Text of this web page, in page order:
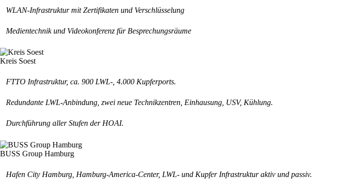
WLAN-Infrastruktur mit Zertifikaten und Verschlüsselung
Medientechnik und Videokonferenz für Besprechungsräume
Kreis Soest
FTTO Infrastruktur, ca. 900 LWL-, 4.000 Kupferports.
Redundante LWL-Anbindung, zwei neue Technikzentren, Einhausung, USV, Kühlung.
Durchführung aller Stufen der HOAI.
BUSS Group Hamburg
Hafen City Hamburg, Hamburg-America-Center, LWL- und Kupfer Infrastruktur aktiv und passiv.